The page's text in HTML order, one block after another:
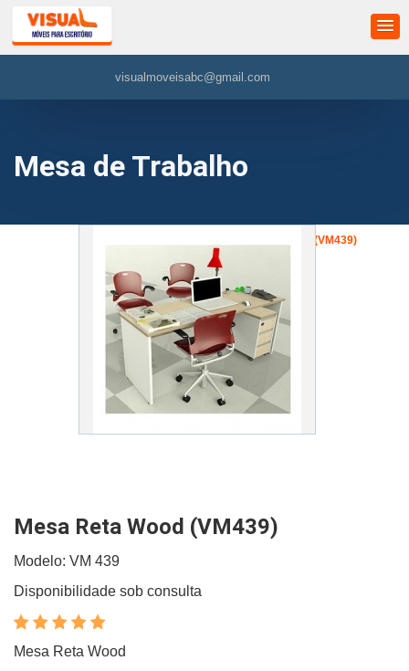
visualmoveisabc@gmail.com
Mesa de Trabalho
Mesa Reta Wood (VM439)
Mesa Reta Wood (VM439)
Modelo: VM 439
Disponibilidade sob consulta
Mesa Reta Wood